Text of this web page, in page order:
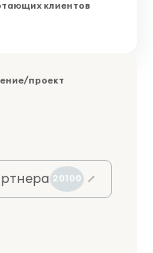
клиентов
проект
20100